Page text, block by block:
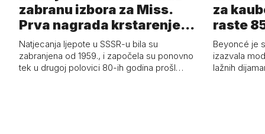
zabranu izbora za Miss.
Prva nagrada krstarenje
Jadran…
Natjecanja ljepote u SSSR-u bila su
zabranjena od 1959., i započela su ponovno
tek u drugoj polovici 80-ih godina prošl…
za
raste
Beyoncé je
izazvala
lažnih